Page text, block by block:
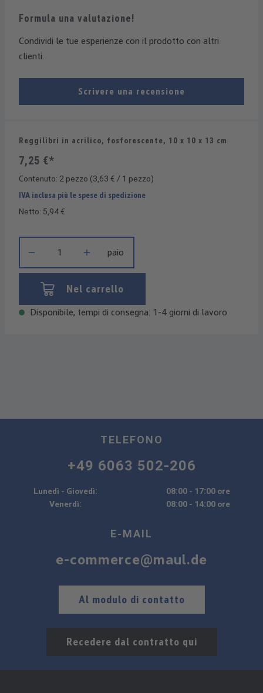
Formula una valutazione!
Condividi le tue esperienze con il prodotto con altri
clienti.
Scrivere una recensione
Reggilibri in acrilico, fosforescente, 10 x 10 x 13 cm
7,25 €*
Contenuto: 2 pezzo (3,63 € / 1 pezzo)
IVA inclusa più le spese di spedizione
Netto: 5,94 €
paio
Nel carrello
Disponibile, tempi di consegna: 1-4 giorni di lavoro
TELEFONO
+49 6063 502-206
Lunedì - Giovedì:
08:00 - 17:00 ore
Venerdì:
08:00 - 14:00 ore
E-MAIL
e-commerce@maul.de
Al modulo di contatto
Recedere dal contratto qui